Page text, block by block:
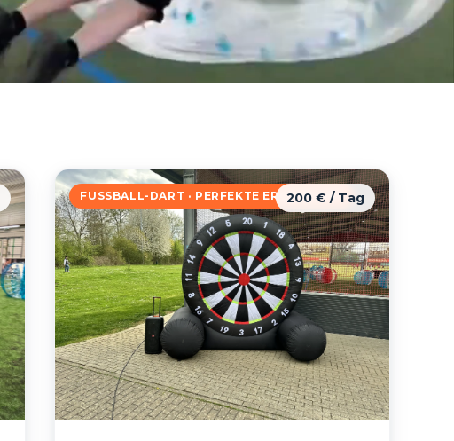
FUSSBALL-DART · PERFEKTE ERGÄNZUNG
200 € / Tag